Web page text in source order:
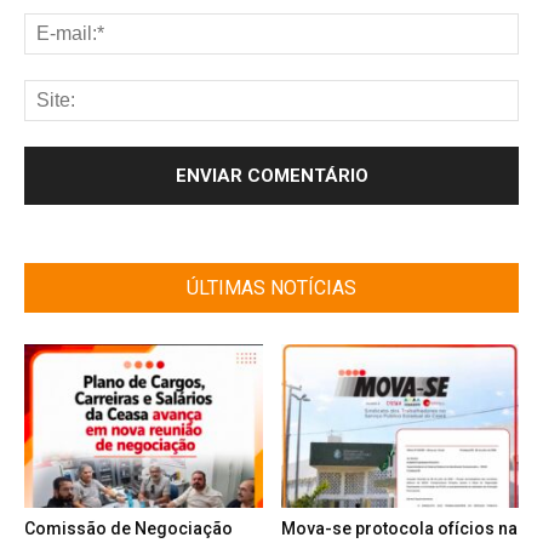
ÚLTIMAS NOTÍCIAS
Comissão de Negociação
Mova-se protocola ofícios na